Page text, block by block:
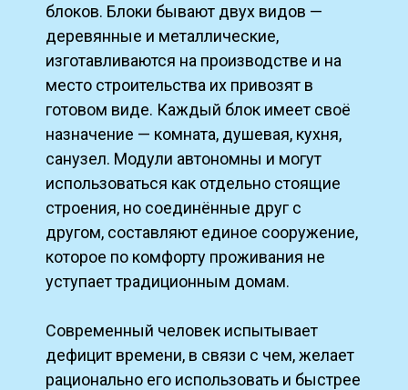
блоков. Блоки бывают двух видов —
деревянные и металлические,
изготавливаются на производстве и на
место строительства их привозят в
готовом виде. Каждый блок имеет своё
назначение — комната, душевая, кухня,
санузел. Модули автономны и могут
использоваться как отдельно стоящие
строения, но соединённые друг с
другом, составляют единое сооружение,
которое по комфорту проживания не
уступает традиционным домам.
Современный человек испытывает
дефицит времени, в связи с чем, желает
рационально его использовать и быстрее